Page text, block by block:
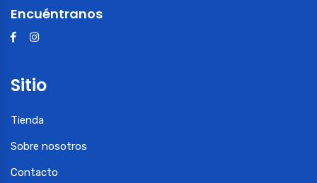
Encuéntranos
Sitio
Tienda
Sobre nosotros
Contacto